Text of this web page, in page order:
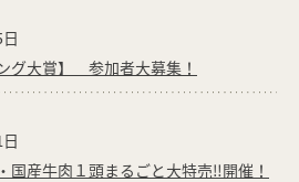
グ大賞】 参加者大募集！
国産牛肉１頭まるごと大特売‼開催！